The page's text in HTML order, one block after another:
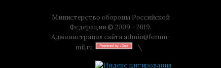
Министерство обороны Российской
Федерации © 2009 - 2019.
Администрация сайта admin@forum-
mil.ru